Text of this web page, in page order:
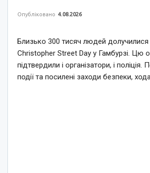
Опубліковано 4.08.2026
Близько 300 тисяч людей
Christopher Street Day у Гамбурзі. Цю
підтвердили і організатори, і
події та посилені заходи безпеки,